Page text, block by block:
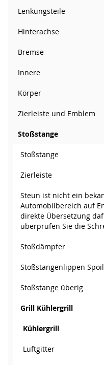
Lenkungsteile
Hinterachse
Bremse
Innere
Körper
Zierleiste und Emblem
Stoßstange
Stoßstange
Zierleiste
Steun ist nicht ein
Automobilbereich auf
direkte Übersetzung
überprüfen Sie die
Stoßdämpfer
Stoßstangenlippen
Stoßstange überig
Grill Kühlergrill
Kühlergrill
Luftgitter